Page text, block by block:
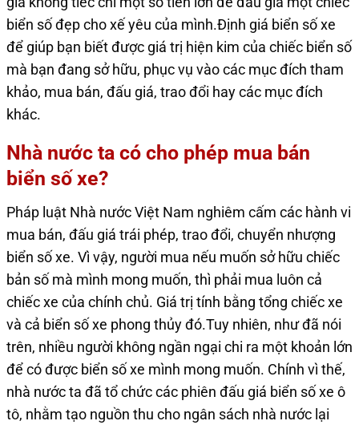
biển số đẹp cho xế yêu của mình.Định giá biển số xe
để giúp bạn biết được giá trị hiện kim của chiếc biển số
mà bạn đang sở hữu, phục vụ vào các mục đích tham
khảo, mua bán, đấu giá, trao đổi hay các mục đích
khác.
Nhà nước ta có cho phép mua bán
biển số xe?
Pháp luật Nhà nước Việt Nam nghiêm cấm các hành vi
mua bán, đấu giá trái phép, trao đổi, chuyển nhượng
biển số xe. Vì vậy, người mua nếu muốn sở hữu chiếc
bản số mà mình mong muốn, thì phải mua luôn cả
chiếc xe của chính chủ. Giá trị tính bằng tổng chiếc xe
và cả biển số xe phong thủy đó.Tuy nhiên, như đã nói
trên, nhiều người không ngần ngại chi ra một khoản lớn
để có được biển số xe mình mong muốn. Chính vì thế,
nhà nước ta đã tổ chức các phiên đấu giá biển số xe ô
tô, nhằm tạo nguồn thu cho ngân sách nhà nước lại